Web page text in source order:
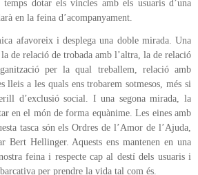
dotar els vincles amb els usuaris d’una
en la feina d’acompanyament.
afavoreix i desplega una doble mirada. Una
de relació de trobada amb l’altra, la de relació
per la qual treballem, relació amb
lleis a les quals ens trobarem sotmesos, més si
d’exclusió social. I una segona mirada, la
en el món de forma equànime. Les eines amb
tasca són els Ordres de l’Amor de l’Ajuda,
Bert Hellinger. Aquests ens mantenen en una
feina i respecte cap al destí dels usuaris i
per prendre la vida tal com és.